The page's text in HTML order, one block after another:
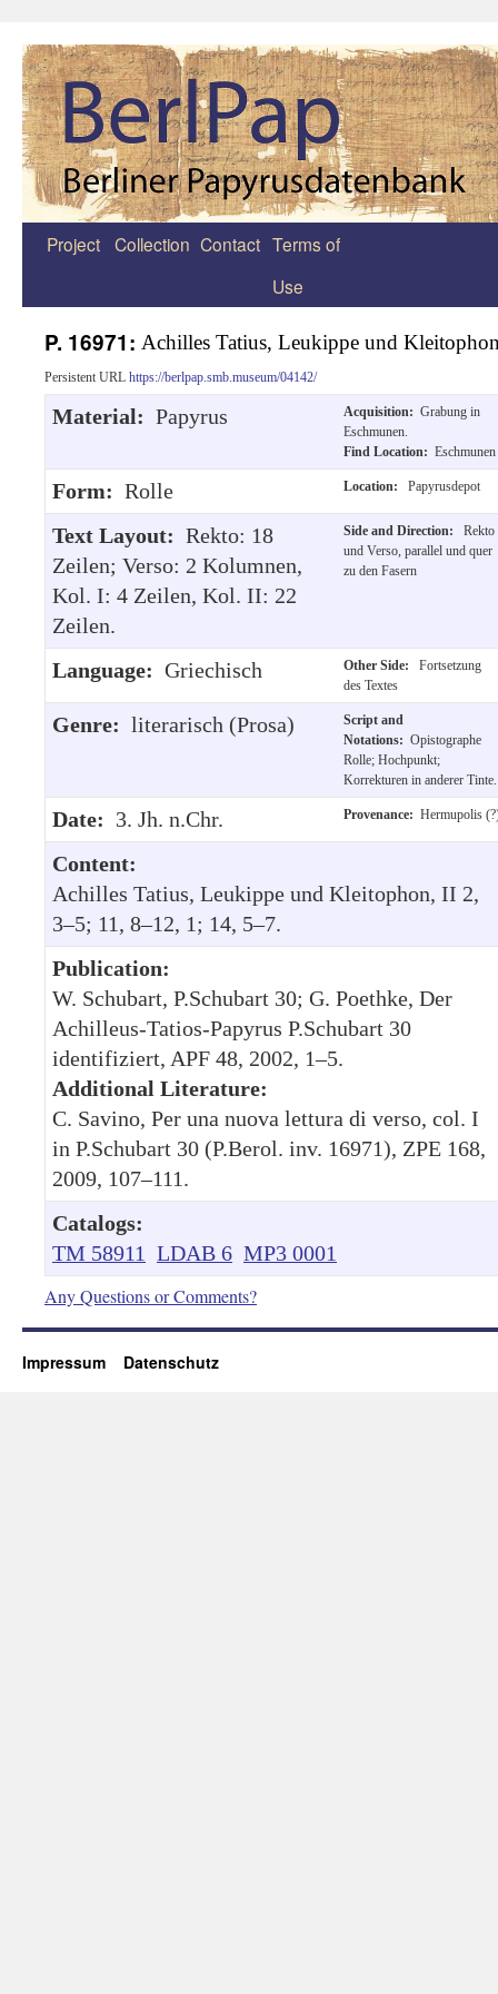
Zum
Project Collection Contact Terms of
Use
P. 16971: Achilles Tatius, Leukippe und
Persistent URL https://berlpap.smb.museum/04142/
Material: Papyrus Acquisition: Grabung in
Eschmunen.
Find Location: Eschmunen
Form: Rolle Location: Papyrusdepot
Text Layout: Rekto: 18
Zeilen; Verso: 2 Kolumnen,
Kol. I: 4 Zeilen, Kol. II: 22
Zeilen.
Side and Direction:
Rekto
und Verso, parallel und quer
zu den Fasern
Language: Griechisch Other Side:
Fortsetzung
des Textes
Genre: literarisch (Prosa)
Script and
Notations: Opistographe
Rolle; Hochpunkt;
Korrekturen in anderer Tinte.
Date: 3. Jh. n.Chr. Provenance: Hermupolis
Content:
Achilles Tatius, Leukippe und Kleitophon, II 2,
3–5; 11, 8–12, 1; 14, 5–7.
Publication:
W. Schubart, P.Schubart 30; G. Poethke, Der
Achilleus-Tatios-Papyrus P.Schubart 30
identifiziert, APF 48, 2002, 1–5.
Additional Literature:
C. Savino, Per una nuova lettura di verso, col. I
in P.Schubart 30 (P.Berol. inv. 16971), ZPE 168,
2009, 107–111.
Catalogs:
TM 58911 LDAB 6 MP3 0001
Any Questions or Comments?
Impressum Datenschutz